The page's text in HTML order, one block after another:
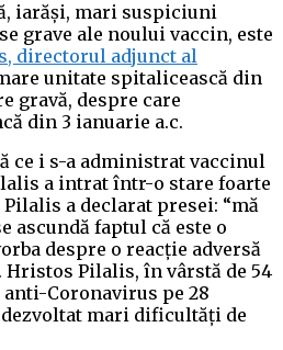
iarăși, mari suspiciuni
grave ale noului vaccin, este
directorul adjunct al
unitate spitalicească din
gravă, despre care
din 3 ianuarie a.c.
ce i s-a administrat vaccinul
a intrat într-o stare foarte
a declarat presei: “mă
ascundă faptul că este o
despre o reacție adversă
Hristos Pilalis, în vârstă de 54
Coronavirus pe 28
dezvoltat mari dificultăți de